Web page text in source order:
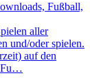
Fußball,
aller
und/oder spielen.
auf den
Fu…